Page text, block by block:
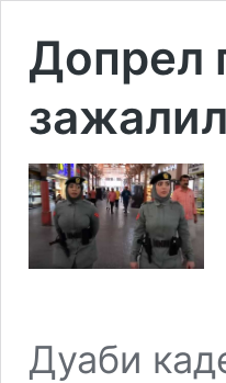
Допрел
зажалил
Дуаби